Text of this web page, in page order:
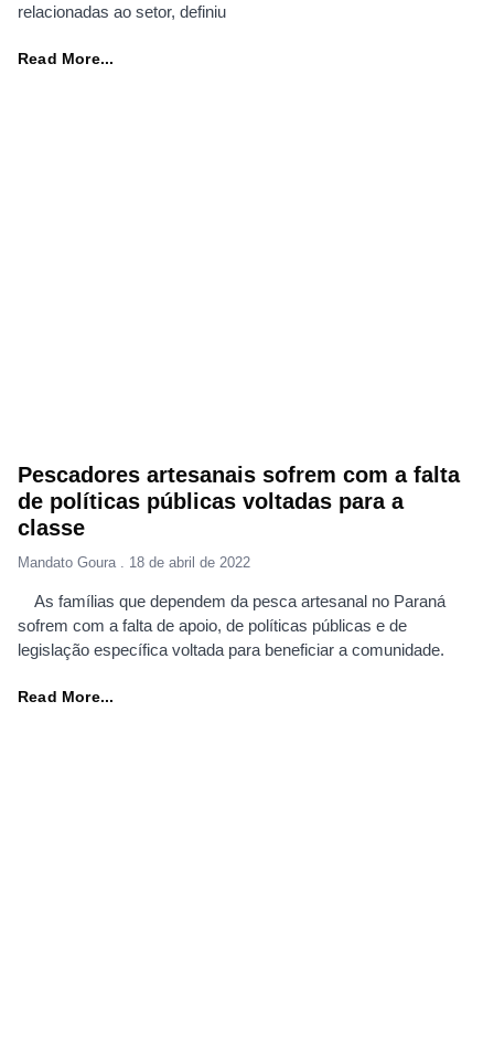
relacionadas ao setor, definiu
Read More...
Pescadores artesanais sofrem com a falta
de políticas públicas voltadas para a
classe
Mandato Goura 18 de abril de 2022
As famílias que dependem da pesca artesanal no Paraná
sofrem com a falta de apoio, de políticas públicas e de
legislação específica voltada para beneficiar a comunidade.
Read More...